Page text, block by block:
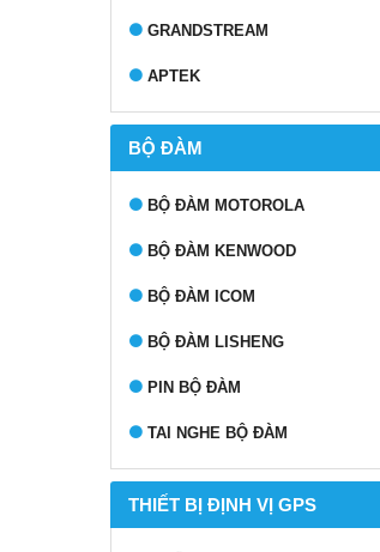
GRANDSTREAM
APTEK
BỘ ĐÀM
BỘ ĐÀM MOTOROLA
BỘ ĐÀM KENWOOD
BỘ ĐÀM ICOM
BỘ ĐÀM LISHENG
PIN BỘ ĐÀM
TAI NGHE BỘ ĐÀM
THIẾT BỊ ĐỊNH VỊ GPS